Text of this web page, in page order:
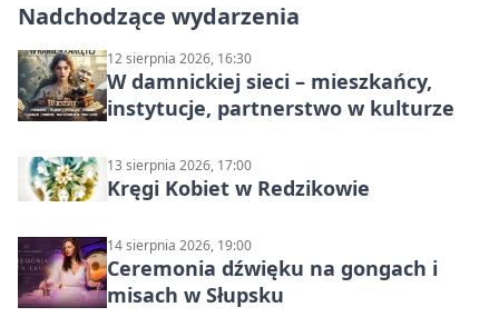
Nadchodzące wydarzenia
12 sierpnia 2026, 16:30
W damnickiej sieci – mieszkańcy,
instytucje, partnerstwo w kulturze
13 sierpnia 2026, 17:00
Kręgi Kobiet w Redzikowie
14 sierpnia 2026, 19:00
Ceremonia dźwięku na gongach i
misach w Słupsku